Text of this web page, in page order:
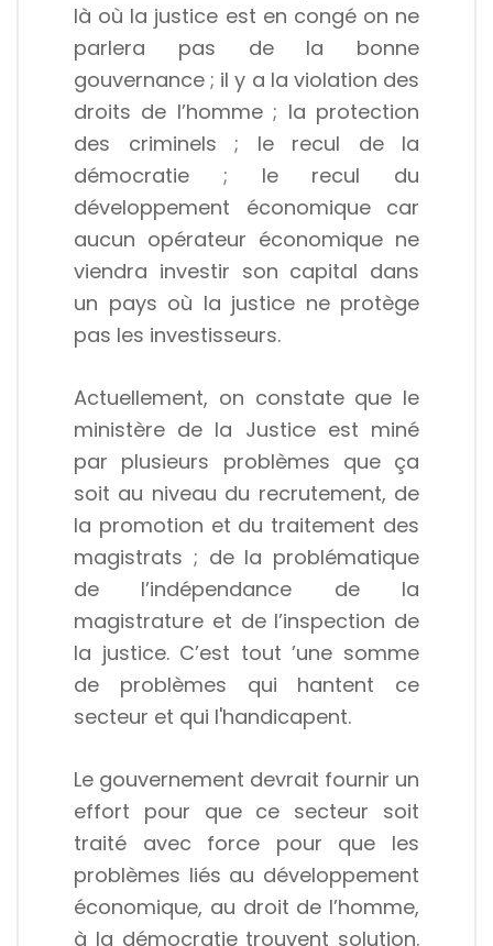
là où la justice est en congé on ne
parlera pas de la bonne
gouvernance ; il y a la violation des
droits de l’homme ; la protection
des criminels ; le recul de la
démocratie ; le recul du
développement économique car
aucun opérateur économique ne
viendra investir son capital dans
un pays où la justice ne protège
pas les investisseurs.
Actuellement, on constate que le
ministère de la Justice est miné
par plusieurs problèmes que ça
soit au niveau du recrutement, de
la promotion et du traitement des
magistrats ; de la problématique
de l’indépendance de la
magistrature et de l’inspection de
la justice. C’est tout ’une somme
de problèmes qui hantent ce
secteur et qui l'handicapent.
Le gouvernement devrait fournir un
effort pour que ce secteur soit
traité avec force pour que les
problèmes liés au développement
économique, au droit de l’homme,
à la démocratie trouvent solution.